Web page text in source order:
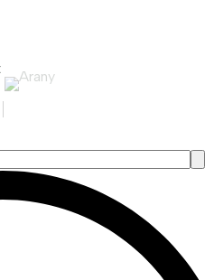
Keresés
következőre: